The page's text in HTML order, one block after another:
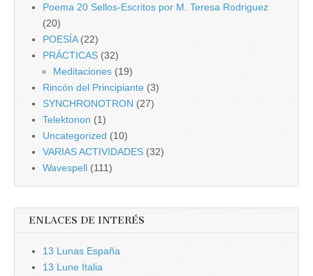
Poema 20 Sellos-Escritos por M. Teresa Rodriguez
(20)
POESÍA(22)
PRÁCTICAS (32)
Meditaciones (19)
Rincón del Principiante (3)
SYNCHRONOTRON (27)
Telektonon (1)
Uncategorized (10)
VARIAS ACTIVIDADES (32)
Wavespell (111)
ENLACES DE INTERÉS
13 Lunas España
13 Lune Italia